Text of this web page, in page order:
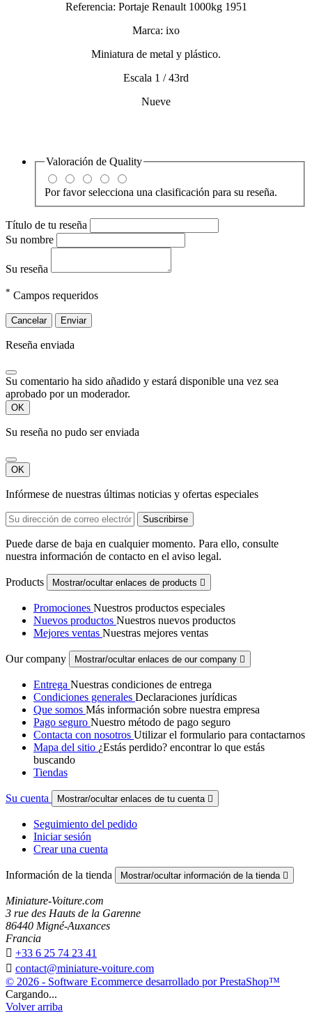
Referencia: Portaje Renault 1000kg 1951
Marca: ixo
Miniatura de metal y plástico.
Escala 1 / 43rd
Nueve
Valoración de Quality
Por favor selecciona una clasificación para su reseña.
Título de tu reseña
Su nombre
Su reseña
* Campos requeridos
Cancelar Enviar
Reseña enviada
Su comentario ha sido añadido y estará disponible una vez sea
aprobado por un moderador.
OK
Su reseña no pudo ser enviada
OK
Infórmese de nuestras últimas noticias y ofertas especiales
Puede darse de baja en cualquier momento. Para ello, consulte
nuestra información de contacto en el aviso legal.
Products Mostrar/ocultar enlaces de products 
Promociones Nuestros productos especiales
Nuevos productos Nuestros nuevos productos
Mejores ventas Nuestras mejores ventas
Our company Mostrar/ocultar enlaces de our company 
Entrega Nuestras condiciones de entrega
Condiciones generales Declaraciones jurídicas
Que somos Más información sobre nuestra empresa
Pago seguro Nuestro método de pago seguro
Contacta con nosotros Utilizar el formulario para contactarnos
Mapa del sitio ¿Estás perdido? encontrar lo que estás
buscando
Tiendas
Su cuenta Mostrar/ocultar enlaces de tu cuenta 
Seguimiento del pedido
Iniciar sesión
Crear una cuenta
Información de la tienda Mostrar/ocultar información de la tienda 
Miniature-Voiture.com
3 rue des Hauts de la Garenne
86440 Migné-Auxances
Francia
 +33 6 25 74 23 41
 contact@miniature-voiture.com
© 2026 - Software Ecommerce desarrollado por PrestaShop™
Cargando...
Volver arriba